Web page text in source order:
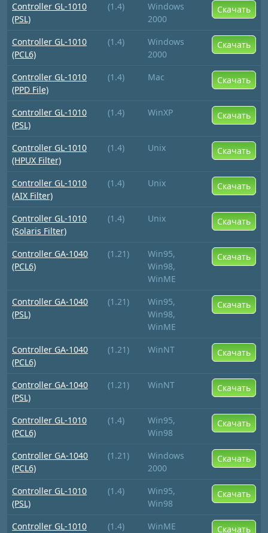
Controller GL-1010
(PSL)
(1.4)
Windows
2000
Скачать
Controller GL-1010
(PCL6)
(1.4)
Windows
2000
Скачать
Controller GL-1010
(PPD File)
(1.4) Mac Скачать
Controller GL-1010
(PSL)
(1.4) WinXP Скачать
Controller GL-1010
(HPUX Filter)
(1.4) Unix Скачать
Controller GL-1010
(AIX Filter)
(1.4) Unix Скачать
Controller GL-1010
(Solaris Filter)
(1.4) Unix Скачать
Controller GA-1040
(PCL6)
(1.21)
Win95,
Win98,
WinME
Скачать
Controller GA-1040
(PSL)
(1.21)
Win95,
Win98,
WinME
Скачать
Controller GA-1040
(PCL6)
(1.21) WinNT Скачать
Controller GA-1040
(PSL)
(1.21) WinNT Скачать
Controller GL-1010
(PCL6)
(1.4)
Win95,
Win98
Скачать
Controller GA-1040
(PCL6)
(1.21)
Windows
2000
Скачать
Controller GL-1010
(PSL)
(1.4)
Win95,
Win98
Скачать
Controller GL-1010 (1.4) WinME Скачать